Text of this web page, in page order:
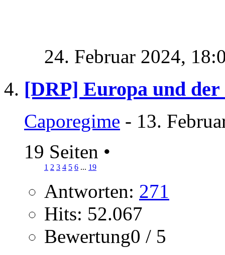
24. Februar 2024,
[DRP] Europa und
Caporegime - 13.
19 Seiten •
1 2 3 4 5 6 ... 19
Antworten: 271
Hits: 52.067
Bewertung0 / 5